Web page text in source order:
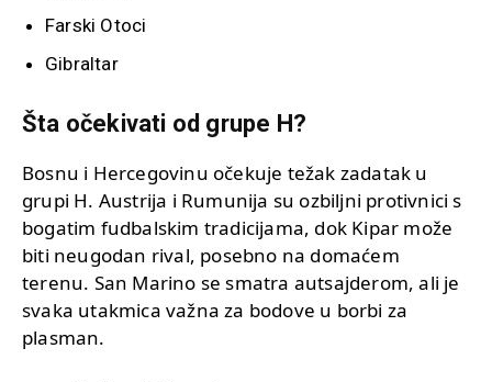
Farski Otoci
Gibraltar
Šta očekivati od grupe H?
Bosnu i Hercegovinu očekuje težak zadatak u
grupi H. Austrija i Rumunija su ozbiljni protivnici s
bogatim fudbalskim tradicijama, dok Kipar može
biti neugodan rival, posebno na domaćem
terenu. San Marino se smatra autsajderom, ali je
svaka utakmica važna za bodove u borbi za
plasman.